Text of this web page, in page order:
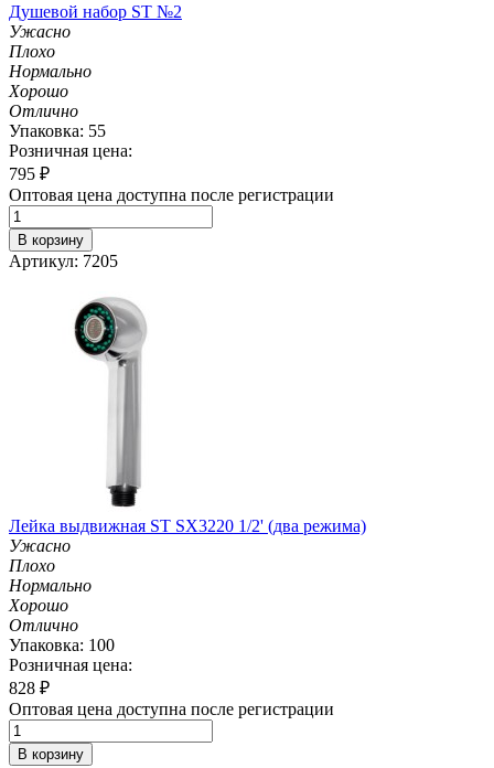
Душевой набор ST №2
Ужасно
Плохо
Нормально
Хорошо
Отлично
Упаковка: 55
Розничная цена:
795 ₽
Оптовая цена доступна после регистрации
В корзину
Артикул: 7205
Лейка выдвижная ST SX3220 1/2' (два режима)
Ужасно
Плохо
Нормально
Хорошо
Отлично
Упаковка: 100
Розничная цена:
828 ₽
Оптовая цена доступна после регистрации
В корзину